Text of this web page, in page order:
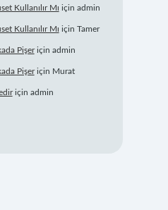
Kullanılır Mı için admin
Kullanılır Mı için Tamer
Pişeriçin admin
Pişeriçin Murat
için admin